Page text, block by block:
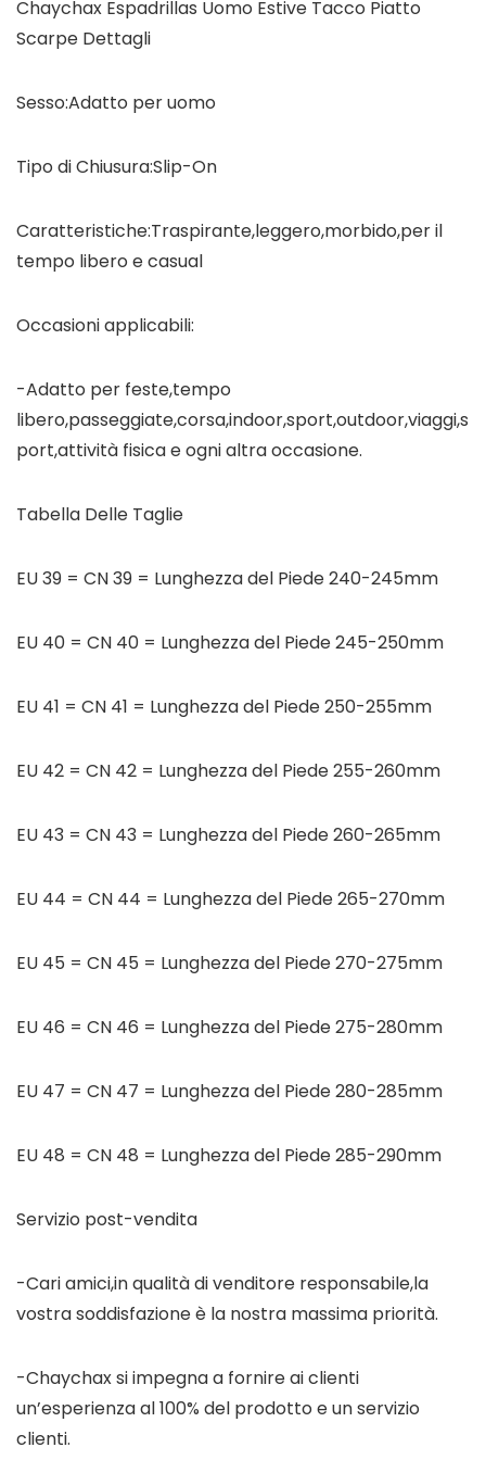
Chaychax Espadrillas Uomo Estive Tacco Piatto
Scarpe Dettagli
Sesso:Adatto per uomo
Tipo di Chiusura:Slip-On
Caratteristiche:Traspirante,leggero,morbido,per il
tempo libero e casual
Occasioni applicabili:
-Adatto per feste,tempo
libero,passeggiate,corsa,indoor,sport,outdoor,viaggi,s
port,attività fisica e ogni altra occasione.
Tabella Delle Taglie
EU 39 = CN 39 = Lunghezza del Piede 240-245mm
EU 40 = CN 40 = Lunghezza del Piede 245-250mm
EU 41 = CN 41 = Lunghezza del Piede 250-255mm
EU 42 = CN 42 = Lunghezza del Piede 255-260mm
EU 43 = CN 43 = Lunghezza del Piede 260-265mm
EU 44 = CN 44 = Lunghezza del Piede 265-270mm
EU 45 = CN 45 = Lunghezza del Piede 270-275mm
EU 46 = CN 46 = Lunghezza del Piede 275-280mm
EU 47 = CN 47 = Lunghezza del Piede 280-285mm
EU 48 = CN 48 = Lunghezza del Piede 285-290mm
Servizio post-vendita
-Cari amici,in qualità di venditore responsabile,la
vostra soddisfazione è la nostra massima priorità.
-Chaychax si impegna a fornire ai clienti
un’esperienza al 100% del prodotto e un servizio
clienti.